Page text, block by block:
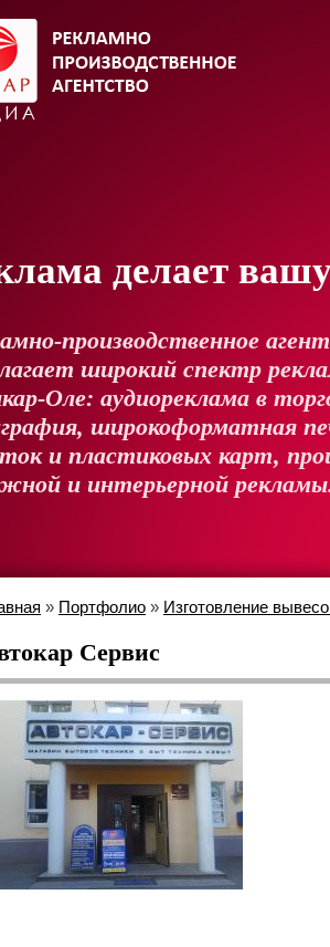
делает
производственное
широкий спектр
Оле: аудиореклама в
широкоформатная
и пластиковых карт,
и интерьерной
» Портфолио » Изготовление
Сервис